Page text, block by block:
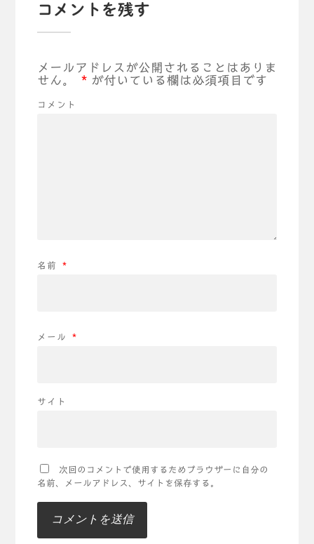
コメントを残す
メールアドレスが公開されることはありま
せん。
*が付いている欄は必須項目です
コメント
名前 *
メール *
サイト
次回のコメントで使用するためブラウザーに自分の
名前、メールアドレス、サイトを保存する。